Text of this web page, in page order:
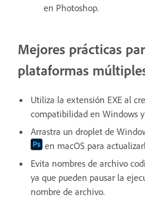
en Photoshop.
Mejores prácticas
plataformas
Utiliza la extensión EXE al
compatibilidad en Windows y
Arrastra un droplet de
en macOS para
Evita nombres de archivo
ya que pueden pausar la
nombre de archivo.